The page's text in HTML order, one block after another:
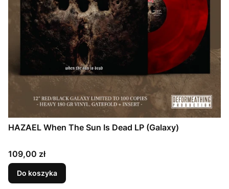
HAZAEL When The Sun Is Dead LP (Galaxy)
Cena
109,00 zł
Do koszyka